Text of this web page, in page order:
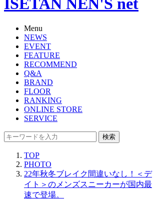
ISETAN NEN'S net
Menu
NEWS
EVENT
FEATURE
RECOMMEND
Q&A
BRAND
FLOOR
RANKING
ONLINE STORE
SERVICE
検索
TOP
PHOTO
22年秋冬ブレイク間違いなし！＜デ
イト＞のメンズスニーカーが国内最
速で登場。